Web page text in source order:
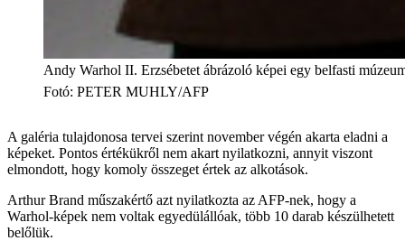
Andy Warhol II. Erzsébetet ábrázoló képei egy belfasti
Fotó: PETER MUHLY/AFP
A galéria tulajdonosa tervei szerint november végén akarta eladni a
képeket. Pontos értékükről nem akart nyilatkozni, annyit viszont
elmondott, hogy komoly összeget értek az alkotások.
Arthur Brand műszakértő azt nyilatkozta az AFP-nek, hogy a
Warhol-képek nem voltak egyedülállóak, több 10 darab készülhetett
belőlük.